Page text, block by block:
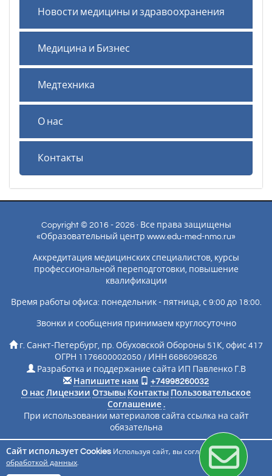
Новости медицины и здравоохранения
Медицина и Бизнес
Медтехника
О нас
Контакты
Copyright © 2016 - 2026 · Все права защищены
«Образовательный центр www.edu-med-nmo.ru»
Аккредитация медицинских специалистов, курсы
профессиональной переподготовки, повышение
квалификации
Время работы офиса: понедельник - пятница, с 9:00 до 18:00.
Звонки и сообщения принимаем круглосуточно
г. Санкт-Петербург, пр. Обуховской Обороны 51К, офис 417
ОГРН 1176600002050 / ИНН 6686096826
Разработка и поддержание сайта ИП Павленко Г.В
Напишите нам
+74998260032
О нас Лицензии Отзывы Контакты Пользовательское
Соглашение .
При использовании материалов сайта ссылка на сайт
обязательна
Подписаться на новости
Сайт использует Cookies Используя сайт, вы соглашаетесь с
обработкой данных.